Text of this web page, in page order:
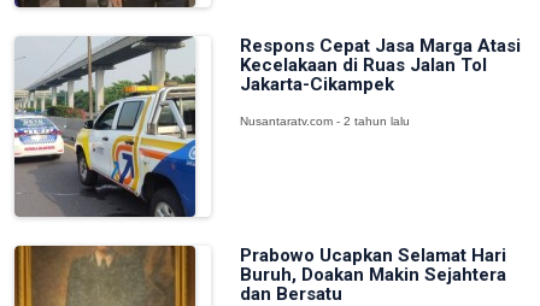
Respons Cepat Jasa Marga Atasi
Kecelakaan di Ruas Jalan Tol
Jakarta-Cikampek
Nusantaratv.com - 2 tahun lalu
Prabowo Ucapkan Selamat Hari
Buruh, Doakan Makin Sejahtera
dan Bersatu